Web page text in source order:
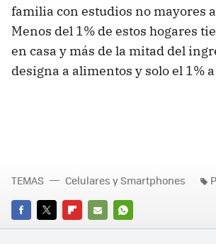
familia con estudios no mayores
Menos del 1% de estos hogares
en casa y más de la mitad del
designa a alimentos y solo el 1%
FACEBOOK
TWITTERFLIPBOARD
E-
WHATSAPP
TEMAS Celulares y Smartphones